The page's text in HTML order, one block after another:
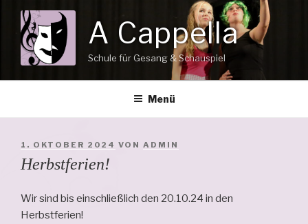
Inhalt
springen
A Cappella
Schule für Gesang & Schauspiel
Menü
VERÖFFENTLICHT
AM
1. OKTOBER 2024 VON ADMIN
Herbstferien!
Wir sind bis einschließlich den 20.10.24 in den
Herbstferien!